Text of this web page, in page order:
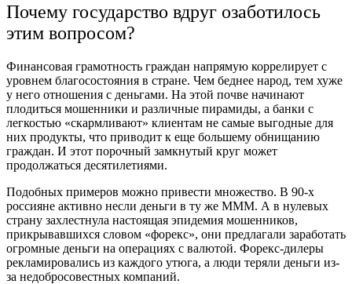
Почему государство вдруг озаботилось
этим вопросом?
Финансовая грамотность граждан напрямую коррелирует с
уровнем благосостояния в стране. Чем беднее народ, тем хуже
у него отношения с деньгами. На этой почве начинают
плодиться мошенники и различные пирамиды, а банки с
легкостью «скармливают» клиентам не самые выгодные для
них продукты, что приводит к еще большему обнищанию
граждан. И этот порочный замкнутый круг может
продолжаться десятилетиями.
Подобных примеров можно привести множество. В 90-х
россияне активно несли деньги в ту же МММ. А в нулевых
страну захлестнула настоящая эпидемия мошенников,
прикрывавшихся словом «форекс», они предлагали заработать
огромные деньги на операциях с валютой. Форекс-дилеры
рекламировались из каждого утюга, а люди теряли деньги из-
за недобросовестных компаний.